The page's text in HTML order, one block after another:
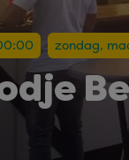
zondag,